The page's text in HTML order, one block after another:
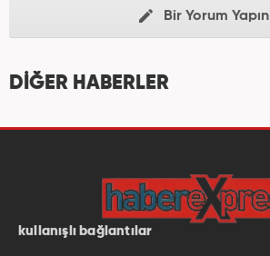
Bir Yorum Yapın
DİĞER HABERLER
kullanışlı bağlantılar